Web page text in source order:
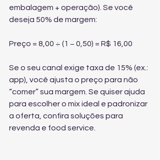
embalagem + operação). Se você
deseja 50% de margem:
Preço = 8,00 ÷ (1 − 0,50) = R$ 16,00
Se o seu canal exige taxa de 15% (ex.:
app), você ajusta o preço para não
“comer” sua margem. Se quiser ajuda
para escolher o mix ideal e padronizar
a oferta, confira soluções para
revenda e food service